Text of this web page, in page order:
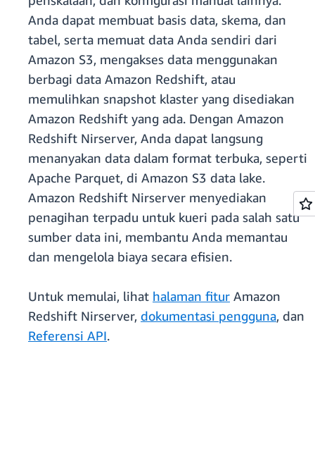
Anda dapat membuat basis data, skema, dan
tabel, serta memuat data Anda sendiri dari
Amazon S3, mengakses data menggunakan
berbagi data Amazon Redshift, atau
memulihkan snapshot klaster yang disediakan
Amazon Redshift yang ada. Dengan Amazon
Redshift Nirserver, Anda dapat langsung
menanyakan data dalam format terbuka, seperti
Apache Parquet, di Amazon S3 data lake.
Amazon Redshift Nirserver menyediakan
penagihan terpadu untuk kueri pada salah satu
sumber data ini, membantu Anda memantau
dan mengelola biaya secara efisien.
Untuk memulai, lihat halaman fitur Amazon
Redshift Nirserver, dokumentasi pengguna, dan
Referensi API.